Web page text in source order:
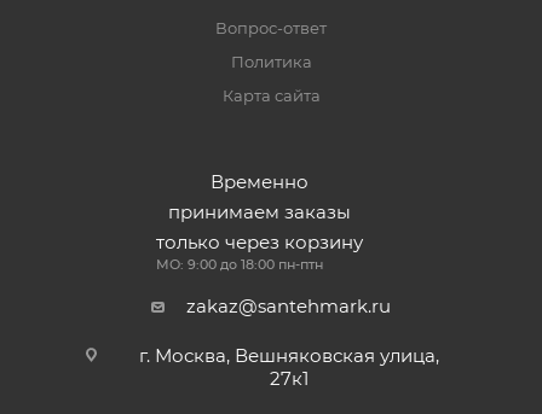
Вопрос-ответ
Политика
Карта сайта
Временно
принимаем заказы
только через корзину
МО: 9:00 до 18:00 пн-птн
zakaz@santehmark.ru
г. Москва, Вешняковская улица,
27к1